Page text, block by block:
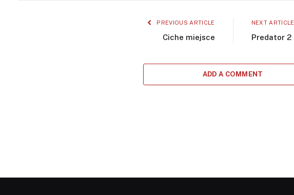
PREVIOUS ARTICLE
Ciche miejsce
NEXT ARTICLE
Predator 2
ADD A COMMENT